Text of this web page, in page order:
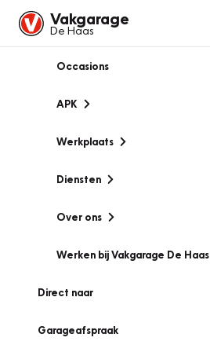
Vakgarage
De Haas
Occasions
APK
Werkplaats
Diensten
Over ons
Werken bij Vakgarage De Haas
Direct naar
Garageafspraak